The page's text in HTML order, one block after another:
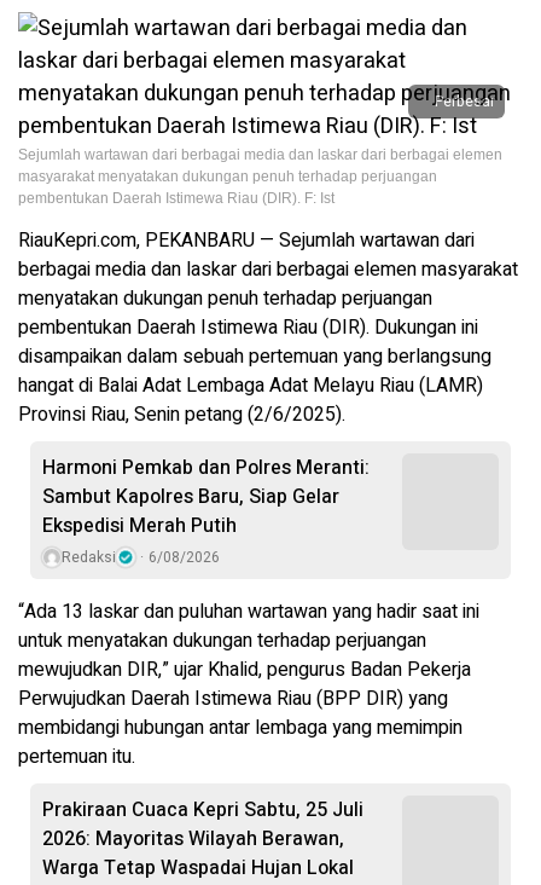
Perbesar
Sejumlah wartawan dari berbagai media dan laskar dari berbagai elemen
masyarakat menyatakan dukungan penuh terhadap perjuangan
pembentukan Daerah Istimewa Riau (DIR). F: Ist
RiauKepri.com, PEKANBARU — Sejumlah wartawan dari
berbagai media dan laskar dari berbagai elemen masyarakat
menyatakan dukungan penuh terhadap perjuangan
pembentukan Daerah Istimewa Riau (DIR). Dukungan ini
disampaikan dalam sebuah pertemuan yang berlangsung
hangat di Balai Adat Lembaga Adat Melayu Riau (LAMR)
Provinsi Riau, Senin petang (2/6/2025).
Harmoni Pemkab dan Polres Meranti:
Sambut Kapolres Baru, Siap Gelar
Ekspedisi Merah Putih
Redaksi 6/08/2026
“Ada 13 laskar dan puluhan wartawan yang hadir saat ini
untuk menyatakan dukungan terhadap perjuangan
mewujudkan DIR,” ujar Khalid, pengurus Badan Pekerja
Perwujudkan Daerah Istimewa Riau (BPP DIR) yang
membidangi hubungan antar lembaga yang memimpin
pertemuan itu.
Prakiraan Cuaca Kepri Sabtu, 25 Juli
2026: Mayoritas Wilayah Berawan,
Warga Tetap Waspadai Hujan Lokal